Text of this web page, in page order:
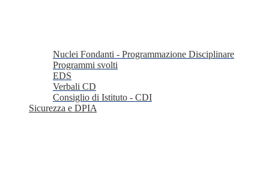
Nuclei Fondanti - Programmazione Disciplinare
Programmi svolti
EDS
Verbali CD
Consiglio di Istituto - CDI
Sicurezza e DPIA